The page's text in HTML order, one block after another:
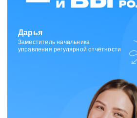
Зарина
Ведущий специалист
отдела исходящих коммуникаций